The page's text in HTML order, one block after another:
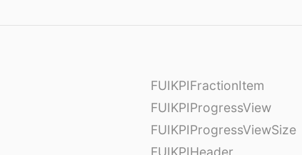
FUIKPIFractionItem
FUIKPIProgressView
FUIKPIProgressViewSize
FUIKPIHeader